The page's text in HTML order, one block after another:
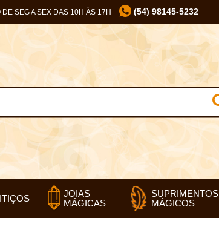
SEG A SEX DAS 10H ÀS 17H (54) 98145-5232
JOIAS
MÁGICAS
SUPRIMENTOS
MÁGICOS